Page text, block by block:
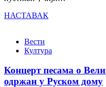
НАСТАВАК
Вести
Култура
Концерт песама о
одржан у Руском дому